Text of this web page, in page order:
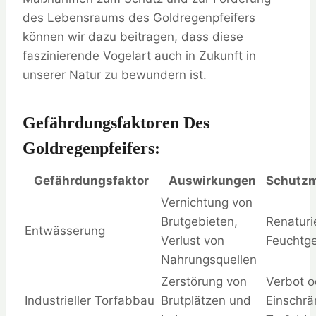
des Lebensraums des Goldregenpfeifers
können wir dazu beitragen, dass diese
faszinierende Vogelart auch in Zukunft in
unserer Natur zu bewundern ist.
Gefährdungsfaktoren Des
Goldregenpfeifers:
Gefährdungsfaktor Auswirkungen
Entwässerung
Vernichtung von
Brutgebieten,
Verlust von
Nahrungsquellen
Industrieller Torfabbau
Zerstörung von
Brutplätzen und
Verbot